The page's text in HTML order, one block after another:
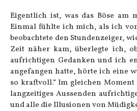
Eigentlich ist, was das Böse am
Einmal fühlte ich mich, als ich
beobachtete den Stundenzeiger,
Zeit näher kam, überlegte ich,
aufrichtigen Gedanken und ich
angefangen hatte, hörte ich eine
so kraftvoll.“ Im gleichen
langzeitiges Aussenden
und alle die Illusionen von